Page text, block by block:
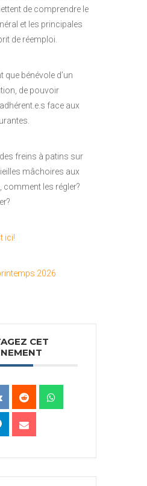
de comprendre le
et les principales
de réemploi.
que bénévole d’un
de pouvoir
face aux
freins à patins sur
mâchoires aux
comment les régler?
ici!
2026
CET